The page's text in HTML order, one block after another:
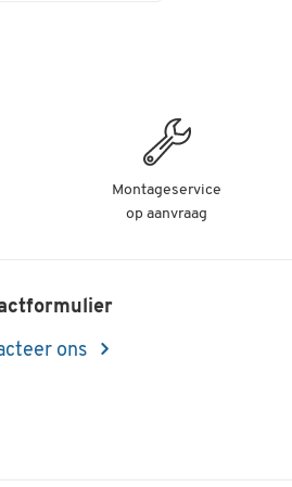
IP44 spatwater-/stofdicht
Afschroefbare rubberen
Spatwater-/stofdicht
Verdere details:
Montageservice
op aanvraag
ons